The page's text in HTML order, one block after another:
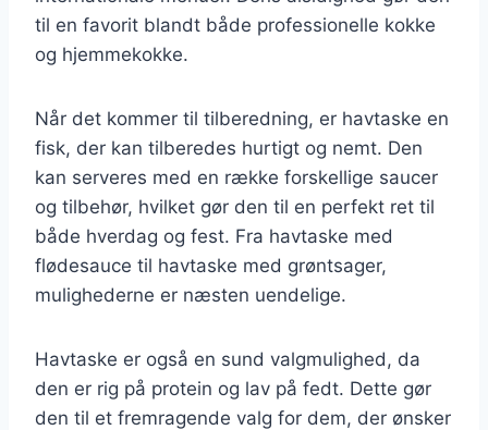
til en favorit blandt både professionelle kokke
og hjemmekokke.
Når det kommer til tilberedning, er havtaske en
fisk, der kan tilberedes hurtigt og nemt. Den
kan serveres med en række forskellige saucer
og tilbehør, hvilket gør den til en perfekt ret til
både hverdag og fest. Fra havtaske med
flødesauce til havtaske med grøntsager,
mulighederne er næsten uendelige.
Havtaske er også en sund valgmulighed, da
den er rig på protein og lav på fedt. Dette gør
den til et fremragende valg for dem, der ønsker